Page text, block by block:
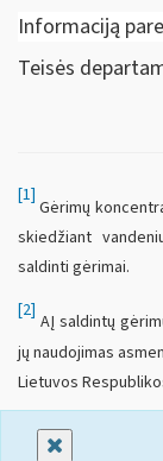
Informaciją
Teisės
[1]
Gėrimų
skiedžiant
saldinti gėrimai.
[2]
AĮ saldintų
jų naudojimas
Lietuvos